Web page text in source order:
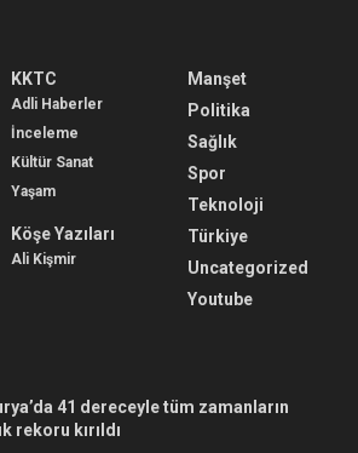
KKTC
Adli Haberler
İnceleme
Kültür Sanat
Yaşam
Köşe Yazıları
Ali Kişmir
Manşet
Politika
Sağlık
Spor
Teknoloji
Türkiye
Uncategorized
Youtube
41 dereceyle tüm zamanların
rekoru kırıldı